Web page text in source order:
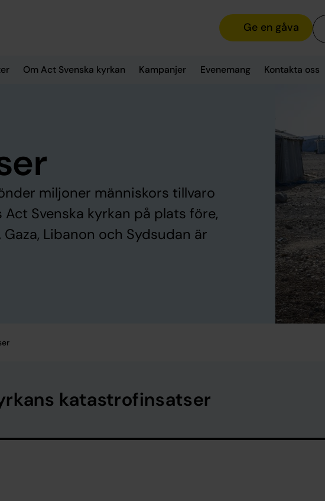
Ge en gåva
Sök
Om Act Svenska kyrkan Kampanjer Evenemang Kontakta oss
miljoner människors tillvaro
Svenska kyrkan på plats före,
Libanon och Sydsudan är
katastrofinsatser